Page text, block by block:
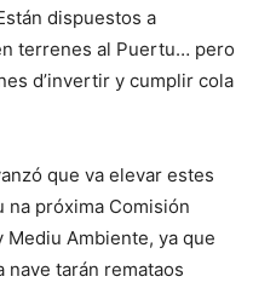
dispuestos a
terrenes al Puertu… pero
d’invertir y cumplir cola
que va elevar estes
na próxima Comisión
Mediu Ambiente, ya que
nave tarán remataos